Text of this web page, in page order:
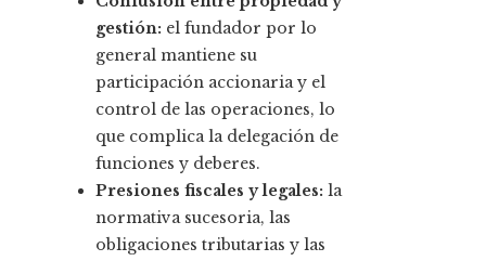
gestión: el fundador por lo
general mantiene su
participación accionaria y el
control de las operaciones, lo
que complica la delegación de
funciones y deberes.
Presiones fiscales y legales: la
normativa sucesoria, las
obligaciones tributarias y las